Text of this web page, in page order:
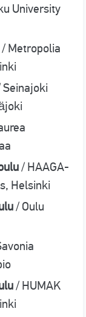
University
/ Metropolia
Seinajoki
/ HAAGA-
Helsinki
/ Oulu
/ HUMAK